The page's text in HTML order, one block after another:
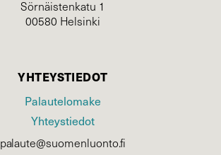
Sörnäistenkatu 1
00580 Helsinki
YHTEYSTIEDOT
Palautelomake
Yhteystiedot
palaute@suomenluonto.fi